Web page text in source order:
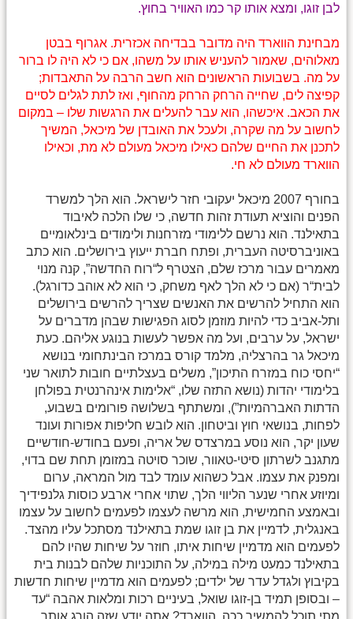
לבן זוגו, ומצא אותו קר כמו האוויר בחוץ.
מבחינת הווארד היה מדובר בבדיחה אכזרית. אגרוף בבטן
מאלוהים, שאמור להעניש אותו על משהו, אם כי לא היה לו ברור
על מה. בשבועות הראשונים הוא חשב הרבה על התאבדות;
קפיצה לים, שחייה הרחק הרחק מהחוף, ואז לתת לגלים לסיים
את הכאב. איכשהו, הוא עבר להעלים את הרגשות שלו – במקום
לחשוב על מה שקרה, ולעכל את האובדן של מיכאל, המשיך
לתכנן את החיים שלהם כאילו מיכאל מעולם לא מת, וכאילו
הווארד מעולם לא חי.
בחורף 2007 מיכאל יעקובי חזר לישראל. הוא הלך למשרד
הפנים והוציא תעודת זהות חדשה, כי שלו הלכה לאיבוד
בתאילנד. הוא נרשם ללימודי מזרחנות ולימודים בינלאומיים
באוניברסיטה העברית, ופתח חברת ייעוץ בירושלים. הוא כתב
מאמרים עבור מרכז שלם, הצטרף ל“רוח החדשה”, קנה מנוי
לבית“ר (אם כי לא הלך לאף משחק, כי הוא לא אוהב כדורגל).
הוא התחיל להרשים את האנשים שצריך להרשים בירושלים
ותל-אביב כדי להיות מוזמן לסוג הפגישות שבהן מדברים על
ישראל, על ערבים, ועל מה אפשר לעשות בנוגע אליהם. כעת
מיכאל גר בהרצליה, מלמד קורס במרכז הבינתחומי בנושא
“יחסי כוח במזרח התיכון”, משלים בעצלתיים חובות לתואר שני
בלימודי יהדות (נושא התזה שלו, “אלימות אינהרנטית בפולחן
הדתות האברהמיות”), ומשתתף בשלושה פורומים בשבוע,
לפחות, בנושאי חוץ וביטחון. הוא לובש חליפות אפורות ועונד
שעון יקר, הוא נוסע במרצדס של אריה, ופעם בחודש-חודשיים
מתגנב לשרתון סיטי-טאוור, שוכר סויטה במזומן תחת שם בדוי,
ומפנק את עצמו. אבל כשהוא עומד לבד מול המראה, ערום
ומיוזע אחרי שנער הליווי הלך, שתוי אחרי ארבע כוסות גלנפידיך
ובאמצע החמישית, הוא מרשה לעצמו לפעמים לחשוב על עצמו
באנגלית, לדמיין את בן זוגו שמת בתאילנד מסתכל עליו מהצד.
לפעמים הוא מדמיין שיחות איתו, חוזר על שיחות שהיו להם
בתאילנד כמעט מילה במילה, על התוכניות שלהם לבנות בית
בקיבוץ ולגדל עדר של ילדים; לפעמים הוא מדמיין שיחות חדשות
– ובסופן תמיד בן-זוגו שואל, בעיניים רכות ומלאות אהבה “עד